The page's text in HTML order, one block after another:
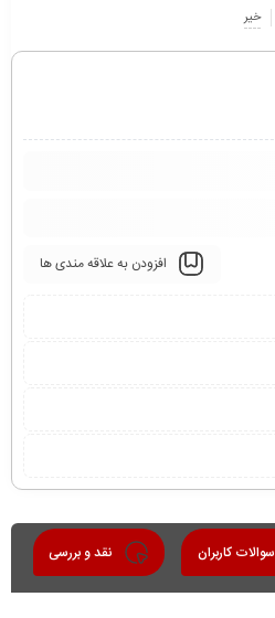
خیر
افزودن به علاقه مندی ها
سوالات کاربران نقد و بررسی